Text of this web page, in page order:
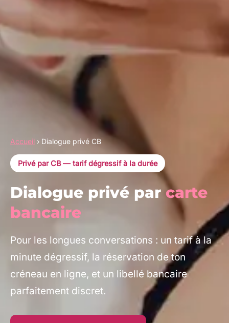
Accueil › Dialogue privé CB
Privé par CB — tarif dégressif à la durée
Dialogue privé par carte
bancaire
Pour les longues conversations : un tarif à la
minute dégressif, la réservation de ton
créneau en ligne, et un libellé bancaire
parfaitement discret.